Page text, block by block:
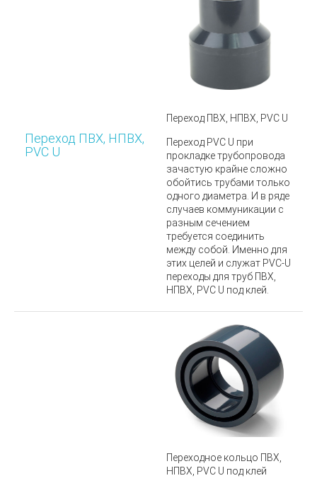
Переход ПВХ, НПВХ,
PVC U
Переход ПВХ, НПВХ, PVC U
Переход PVC U при
прокладке трубопровода
зачастую крайне сложно
обойтись трубами только
одного диаметра. И в ряде
случаев коммуникации с
разным сечением
требуется соединить
между собой. Именно для
этих целей и служат PVC-U
переходы для труб ПВХ,
НПВХ, PVC U под клей.
Переходное кольцо ПВХ,
НПВХ, PVC U под клей